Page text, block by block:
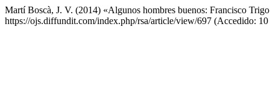
Martí Boscà, J. V. (2014) «Algunos hombres buenos: Francisco
https://ojs.diffundit.com/index.php/rsa/article/view/697 (Accedido: 10